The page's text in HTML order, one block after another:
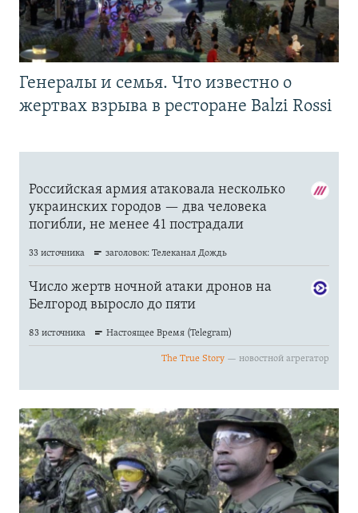
Генералы и семья. Что известно о
жертвах взрыва в ресторане Balzi Rossi